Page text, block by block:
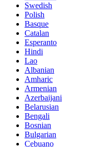
Swedish
Polish
Basque
Catalan
Esperanto
Hindi
Lao
Albanian
Amharic
Armenian
Azerbaijani
Belarusian
Bengali
Bosnian
Bulgarian
Cebuano